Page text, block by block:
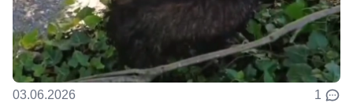
03.06.2026 1